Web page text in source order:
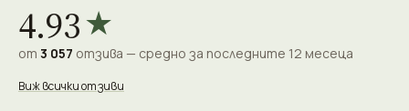
4.93★
от 3 057 отзива — средно за последните 12 месеца
Виж всички отзиви